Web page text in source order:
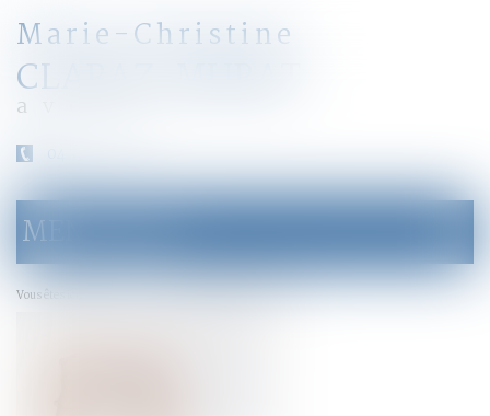
Marie-Christine
CLARAZ-MURAT
avocat
le
menu
MENU
Vous êtes ici :